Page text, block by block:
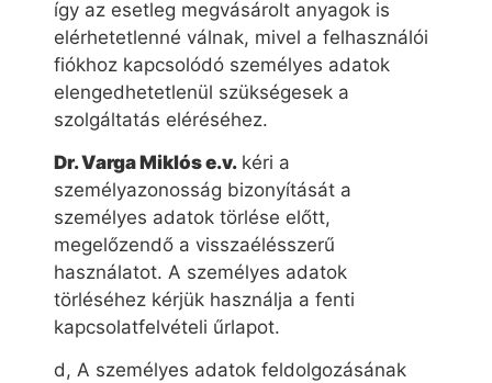
így az esetleg megvásárolt anyagok is
elérhetetlenné válnak, mivel a felhasználói
fiókhoz kapcsolódó személyes adatok
elengedhetetlenül szükségesek a
szolgáltatás eléréséhez.
Dr. Varga Miklós e.v. kéri a
személyazonosság bizonyítását a
személyes adatok törlése előtt,
megelőzendő a visszaélésszerű
használatot. A személyes adatok
törléséhez kérjük használja a fenti
kapcsolatfelvételi űrlapot.
d, A személyes adatok feldolgozásának